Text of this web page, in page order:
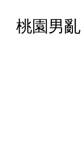
桃園男亂